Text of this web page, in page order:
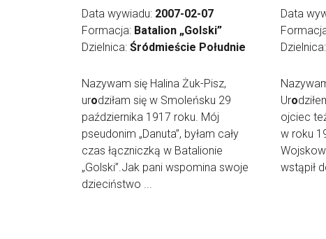
Data wywiadu: 2007-02-07
Formacja: Batalion „Golski”
Dzielnica: Śródmieście Południe
Nazywam się Halina Żuk-Pisz,
urodziłam się w Smoleńsku 29
października 1917 roku. Mój
pseudonim „Danuta”, byłam cały
czas łączniczką w Batalionie
„Golski”.Jak pani wspomina swoje
dzieciństwo ...
Data
Dzielnica:
Uro
ojciec
w roku
wstąpił